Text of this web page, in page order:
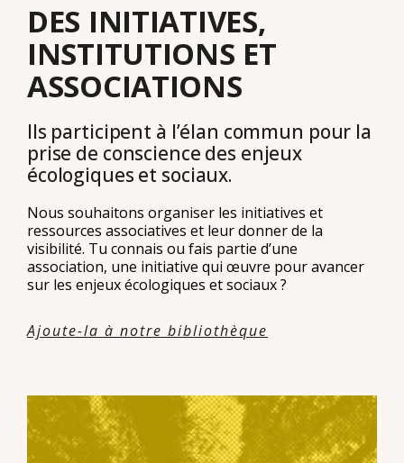
DES INITIATIVES,
INSTITUTIONS ET
ASSOCIATIONS
Ils participent à l’élan commun pour la
prise de conscience des enjeux
écologiques et sociaux.
Nous souhaitons organiser les initiatives et
ressources associatives et leur donner de la
visibilité. Tu connais ou fais partie d’une
association, une initiative qui œuvre pour avancer
sur les enjeux écologiques et sociaux ?
Ajoute-la à notre bibliothèque